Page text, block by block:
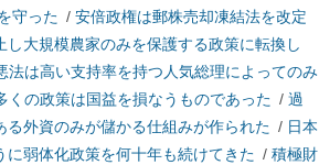
守った / 安倍政権は郵株売却凍結法を改定
大規模農家のみを保護する政策に転換し
法は高い支持率を持つ人気総理によってのみ
くの政策は国益を損なうものであった / 過
る外資のみが儲かる仕組みが作られた / 日本
弱体化政策を何十年も続けてきた / 積極財